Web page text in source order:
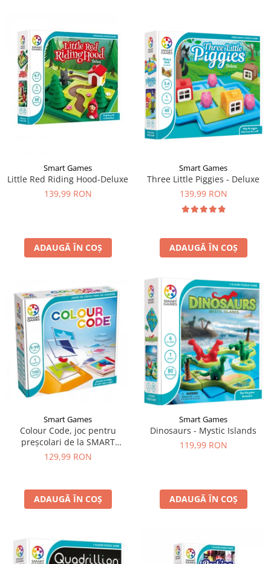
Smart Games
Little Red Riding Hood-Deluxe
139,99 RON
ADAUGĂ ÎN COȘ
Smart Games
Three Little Piggies - Deluxe
139,99 RON
ADAUGĂ ÎN COȘ
Smart Games
Colour Code, joc pentru
preșcolari de la SMART
GAMES
129,99 RON
ADAUGĂ ÎN COȘ
Smart Games
Dinosaurs - Mystic Islands
119,99 RON
ADAUGĂ ÎN COȘ